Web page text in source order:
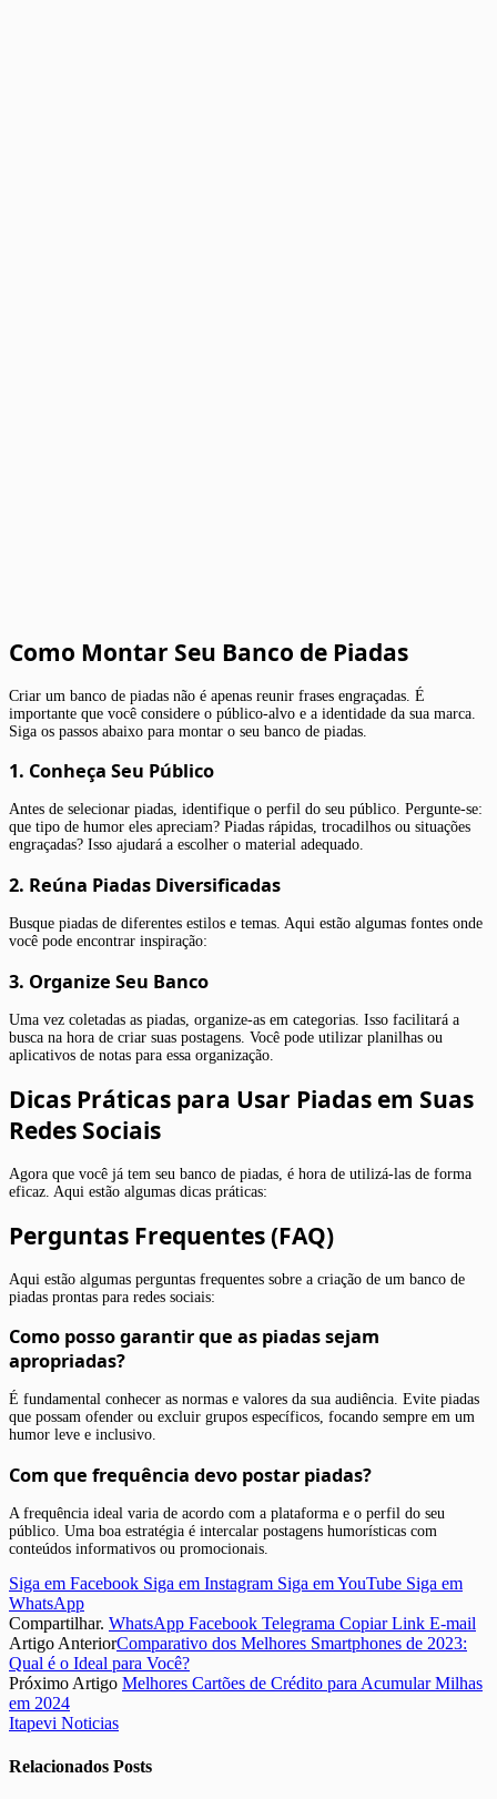
Como Montar Seu Banco de Piadas
Criar um banco de piadas não é apenas reunir frases engraçadas. É
importante que você considere o público-alvo e a identidade da sua marca.
Siga os passos abaixo para montar o seu banco de piadas.
1. Conheça Seu Público
Antes de selecionar piadas, identifique o perfil do seu público. Pergunte-se:
que tipo de humor eles apreciam? Piadas rápidas, trocadilhos ou situações
engraçadas? Isso ajudará a escolher o material adequado.
2. Reúna Piadas Diversificadas
Busque piadas de diferentes estilos e temas. Aqui estão algumas fontes onde
você pode encontrar inspiração:
3. Organize Seu Banco
Uma vez coletadas as piadas, organize-as em categorias. Isso facilitará a
busca na hora de criar suas postagens. Você pode utilizar planilhas ou
aplicativos de notas para essa organização.
Dicas Práticas para Usar Piadas em Suas
Redes Sociais
Agora que você já tem seu banco de piadas, é hora de utilizá-las de forma
eficaz. Aqui estão algumas dicas práticas:
Perguntas Frequentes (FAQ)
Aqui estão algumas perguntas frequentes sobre a criação de um banco de
piadas prontas para redes sociais:
Como posso garantir que as piadas sejam
apropriadas?
É fundamental conhecer as normas e valores da sua audiência. Evite piadas
que possam ofender ou excluir grupos específicos, focando sempre em um
humor leve e inclusivo.
Com que frequência devo postar piadas?
A frequência ideal varia de acordo com a plataforma e o perfil do seu
público. Uma boa estratégia é intercalar postagens humorísticas com
conteúdos informativos ou promocionais.
Siga em Facebook Siga em Instagram Siga em YouTube Siga em
WhatsApp
Compartilhar. WhatsApp Facebook Telegrama Copiar Link E-mail
Artigo AnteriorComparativo dos Melhores Smartphones de 2023:
Qual é o Ideal para Você?
Próximo Artigo Melhores Cartões de Crédito para Acumular Milhas
em 2024
Itapevi Noticias
Relacionados Posts